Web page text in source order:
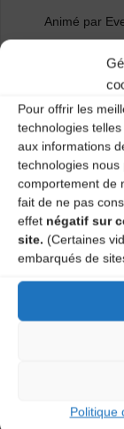
Pour offrir les
technologies
aux informations
technologies
comportement de
fait de ne pas
effet négatif sur
site. (Certaines
embarqués de
Politique
Animé par
Salle
Deux ateliers
Catégories
Agenda